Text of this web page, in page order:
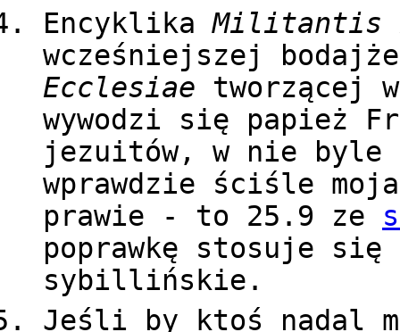
EncyklikaMilitantis
wcześniejszej
Ecclesiae tworzącej
wywodzi się papież
jezuitów, w nie
wprawdzie ściśle
prawie - to 25.9 ze
poprawkę stosuje się
sybillińskie.
Jeśli by ktoś nadal